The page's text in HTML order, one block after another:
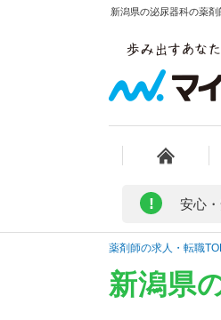
新潟県の泌尿器科の薬
! 安心
薬剤師の求人・転職
新潟県